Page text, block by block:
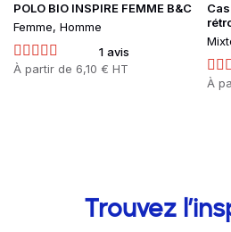
POLO BIO INSPIRE FEMME B&C
Femme, Homme
1 avis
Prix
À partir de 6,10 € HT
Prix
À
Trouvez